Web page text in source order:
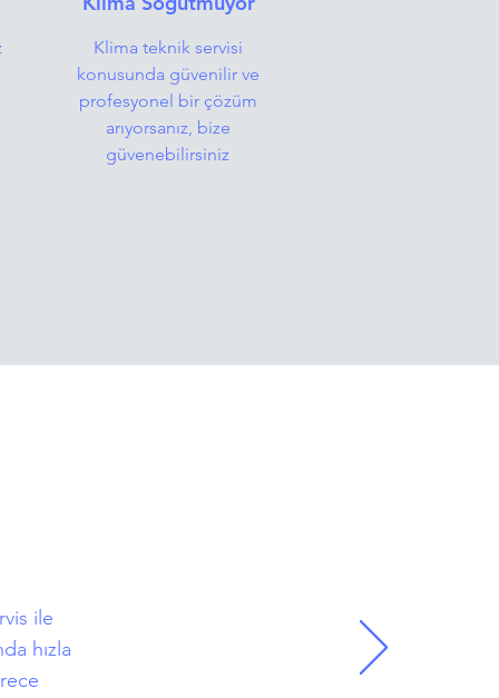
Klima teknik servisi
konusunda güvenilir ve
profesyonel bir çözüm
arıyorsanız, bize
güvenebilirsiniz
ile
hızla